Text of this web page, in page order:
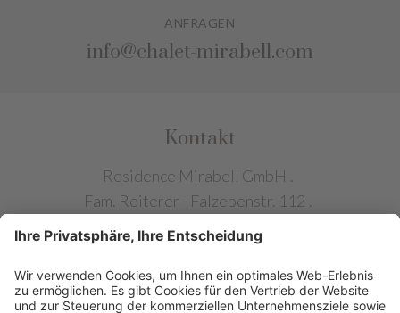
ANFRAGEN
info@chalet-mirabell.com
Kontakt
Residence Mirabell GmbH .
Fam. Reiterer - Falzebenstr. 112 .
39010 Hafling bei Meran (BZ)
Tel. +39 0473 279 300.
info@chalet-mirabell.com